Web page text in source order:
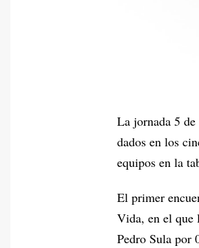
La jornada 5
dados en los
equipos en la
El primer
Vida, en el que
Pedro Sula por